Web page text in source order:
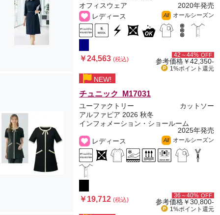
オフィスウェア
2020年発売
レディース
All オールシーズン
￥24,563(税込)
42～44% OFF
参考価格￥42,350-
1%ポイント 還元
NEW!
チュニック M17031
ユーファクトリー
カットソー
アルファピア 2026 秋冬
インフォメーション・ショールーム
2025年発売
レディース
All オールシーズン
￥19,712(税込)
36～40% OFF
参考価格￥30,800-
1%ポイント 還元